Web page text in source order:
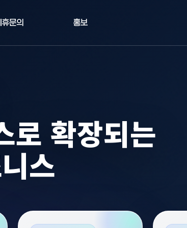
문의 홍보
로 확장되는
스